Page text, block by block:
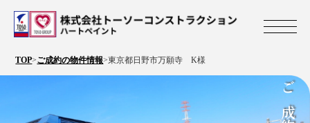
株式会社トー
TOP>ご成約の物件情報>東京都日野市万願寺 K様